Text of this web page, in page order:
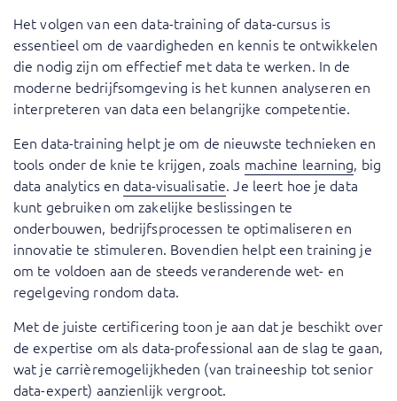
Het volgen van een data-training of data-cursus is
essentieel om de vaardigheden en kennis te ontwikkelen
die nodig zijn om effectief met data te werken. In de
moderne bedrijfsomgeving is het kunnen analyseren en
interpreteren van data een belangrijke competentie.
Een data-training helpt je om de nieuwste technieken en
tools onder de knie te krijgen, zoals machine learning, big
data analyticsen data-visualisatie. Je leert hoe je data
kunt gebruiken om zakelijke beslissingen te
onderbouwen, bedrijfsprocessen te optimaliseren en
innovatie te stimuleren. Bovendien helpt een training je
om te voldoen aan de steeds veranderende wet- en
regelgeving rondom data.
Met de juiste certificering toon je aan dat je beschikt over
de expertise om als data-professional aan de slag te gaan,
wat je carrièremogelijkheden (van traineeship tot senior
data-expert) aanzienlijk vergroot.